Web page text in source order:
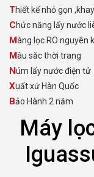
Thiết kế nhỏ gọn
Chức năng lấy nước
Màng lọc RO nguyên
Màu săc thời trang
Núm lấy nước điện tử
Xuất xứ Hàn Quốc
Bảo Hành 2 năm
Máy